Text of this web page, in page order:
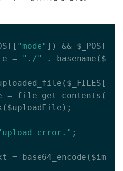
"mode" ]) && $_POST[
=
"./" .
=
error." ;
=